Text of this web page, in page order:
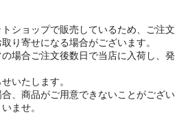
ショップで販売しているため、ご注文
り寄せになる場合がございます。
場合ご注文後数日で当店に入荷し、発
いたします。
、商品がご用意できないことがござい
ませ。